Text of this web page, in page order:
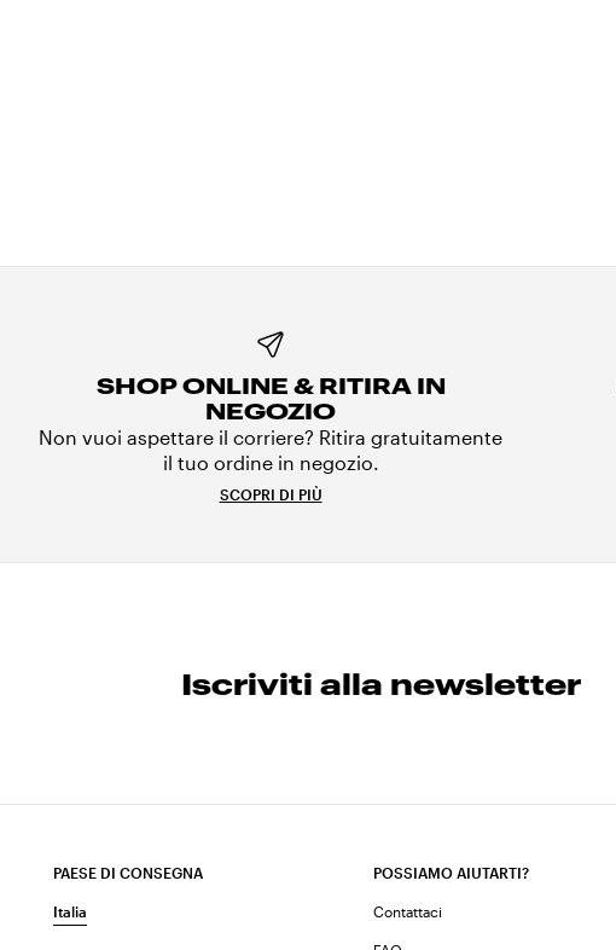
SHOP ONLINE & RITIRA IN
NEGOZIO
Non vuoi aspettare il corriere? Ritira gratuitamente
il tuo ordine in negozio.
SCOPRI DI PIÙ
Iscriviti alla newsletter
PAESE DI CONSEGNA
Italia
POSSIAMO AIUTARTI?
Contattaci